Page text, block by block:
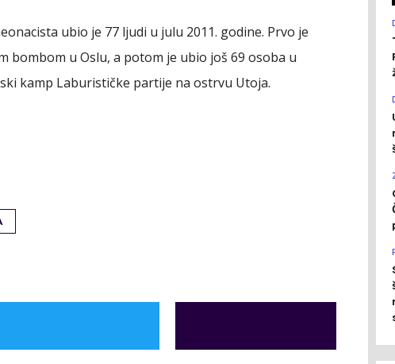
ubio je 77 ljudi u julu 2011. godine. Prvo je
bombom u Oslu, a potom je ubio još 69 osoba u
kamp Laburističke partije na ostrvu Utoja.